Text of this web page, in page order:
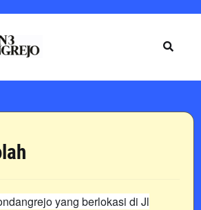
yang berlokasi di Jl